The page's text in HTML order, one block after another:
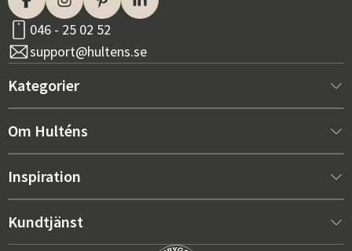
046 - 25 02 52
support@hultens.se
Kategorier
Nytt hos oss
Inredning
Utemöbler
Om Hulténs
Om Hulténs
Säljavdelning
Inspiration
Bästsäljare
Kundtjänst